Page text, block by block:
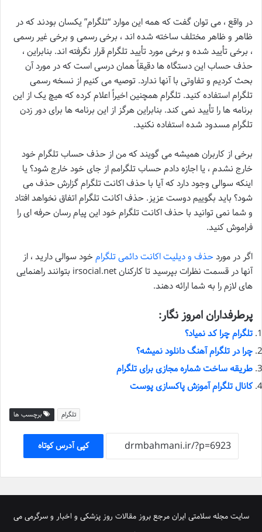
در واقع ، می توان گفت که همه این موارد “تلگرام” یکسان بودند که در
ظاهر و ظاهر مختلف ساخته شده اند ، برخی رسمی و برخی غیر رسمی
، برخی تأیید شده و برخی مورد تأیید تلگرام قرار نگرفته اند. بنابراین ،
حذف حساب این دستگاه ها دقیقاً همان درسی است که در مورد آن
بحث کردیم و تفاوتی با آنها ندارد. توصیه می کنیم از نسخه رسمی
تلگرام استفاده کنید. تلگرام همچنین اخیراً اعلام کرده که هیچ یک از این
برنامه ها را تأیید نمی کند. بنابراین هرگز از این برنامه ها برای دور زدن
تلگرام مسدود شده استفاده نکنید.
برخی از کاربران همیشه می گویند که من از حذف حساب تلگرام خود
خارج نشدم ، یا اجازه دادم حساب تلگرامم از جای خود خارج شود؟ یا
اینکه سوالی وجود دارد که آیا با حذف اکانت تلگرام گزارش حذف می
شود؟ باید بگوییم دوست عزیز. حذف اکانت تلگرام اتفاق نخواهد افتاد
و شما نمی توانید با حذف اکانت تلگرام خود این پیام رسان حرفه ای را
فراموش کنید.
اگر در موردحذف و دیلیت اکانت دائمی تلگرامخود سوالی دارید ، از
آنها در قسمت نظرات بپرسید تا کارکنان irsocial.net بتوانند راهنمایی
های لازم را به شما ارائه دهند.
پرطرفداران امروز نگار:
تلگرام چرا کد نمیاد؟
چرا در تلگرام آهنگ دانلود نمیشه؟
طریقه ساخت شماره مجازی برای تلگرام
کانال تلگرام آموزش پاکسازی پوست
برچسب ها تلگرام
کپی آدرس کوتاه
سایت مجله سلامتی ایران مرجع بروز مقالات روز پزشکی و اخبار و سرگرمی می